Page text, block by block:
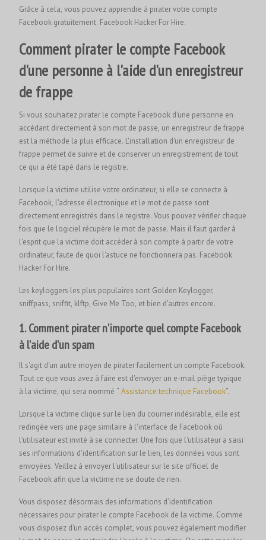
Grâce à cela, vous pouvez apprendre à pirater votre compte
Facebook gratuitement. Facebook Hacker For Hire.
Comment pirater le compte Facebook
d'une personne à l'aide d'un enregistreur
de frappe
Si vous souhaitez pirater le compte Facebook d'une personne en
accédant directement à son mot de passe, un enregistreur de frappe
est la méthode la plus efficace. L'installation d'un enregistreur de
frappe permet de suivre et de conserver un enregistrement de tout
ce qui a été tapé dans le registre.
Lorsque la victime utilise votre ordinateur, si elle se connecte à
Facebook, l'adresse électronique et le mot de passe sont
directement enregistrés dans le registre. Vous pouvez vérifier chaque
fois que le logiciel récupère le mot de passe. Mais il faut garder à
l'esprit que la victime doit accéder à son compte à partir de votre
ordinateur, faute de quoi l'astuce ne fonctionnera pas. Facebook
Hacker For Hire.
Les keyloggers les plus populaires sont Golden Keylogger,
sniffpass, sniffit, klftp, Give Me Too, et bien d'autres encore.
1. Comment pirater n'importe quel compte Facebook
à l'aide d'un spam
Il s'agit d'un autre moyen de pirater facilement un compte Facebook.
Tout ce que vous avez à faire est d'envoyer un e-mail piège typique
à la victime, qui sera nommé “Assistance technique Facebook”.
Lorsque la victime clique sur le lien du courrier indésirable, elle est
redirigée vers une page similaire à l'interface de Facebook où
l'utilisateur est invité à se connecter. Une fois que l'utilisateur a saisi
ses informations d'identification sur le lien, les données vous sont
envoyées. Veillez à envoyer l'utilisateur sur le site officiel de
Facebook afin que la victime ne se doute de rien.
Vous disposez désormais des informations d'identification
nécessaires pour pirater le compte Facebook de la victime. Comme
vous disposez d'un accès complet, vous pouvez également modifier